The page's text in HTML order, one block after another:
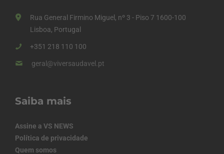
Rua General Firmino Miguel, nº 3 - Piso 7 1600-100
Lisboa, Portugal
+351 218 110 100
geral@viversaudavel.pt
Saiba mais
Assine a VS NEWS
Política de privacidade
Quem somos